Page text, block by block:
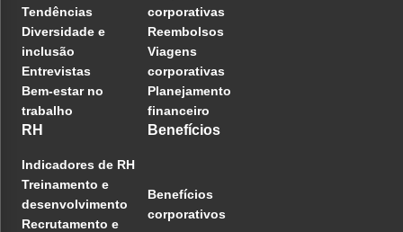
Tendências
Diversidade e
inclusão
Entrevistas
Bem-estar no
trabalho
corporativas
Reembolsos
Viagens
corporativas
Planejamento
financeiro
RH
Indicadores de RH
Treinamento e
desenvolvimento
Recrutamento e
Benefícios
Benefícios
corporativos